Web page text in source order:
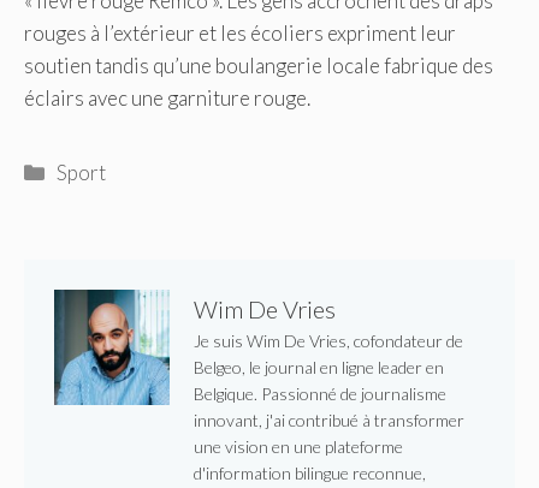
rouges à l’extérieur et les écoliers expriment leur
soutien tandis qu’une boulangerie locale fabrique des
éclairs avec une garniture rouge.
Catégories
Sport
Wim De Vries
Je suis Wim De Vries, cofondateur de
Belgeo, le journal en ligne leader en
Belgique. Passionné de journalisme
innovant, j'ai contribué à transformer
une vision en une plateforme
d'information bilingue reconnue,